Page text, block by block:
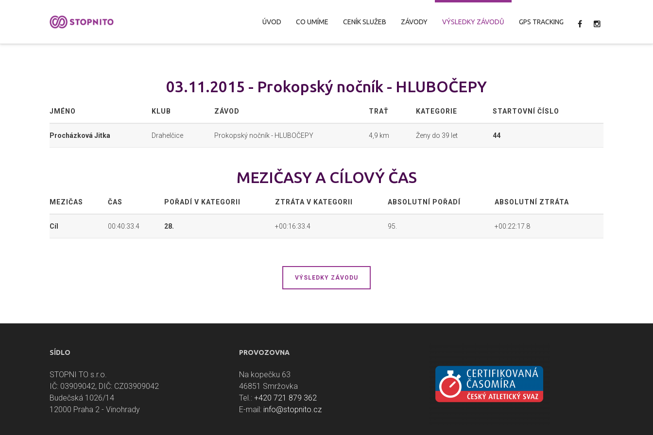
ÚVOD CO UMÍME CENÍK SLUŽEB ZÁVODY VÝSLEDKY ZÁVODŮ GPS TRACKING
03.11.2015 - Prokopský nočník - HLUBOČEPY
JMÉNO KLUB ZÁVOD TRAŤ KATEGORIE STARTOVNÍ ČÍSLO
Procházková Jitka Drahelčice Prokopský nočník - HLUBOČEPY 4,9 km Ženy do 39 let 44
MEZIČASY A CÍLOVÝ ČAS
MEZIČAS ČAS POŘADÍ V KATEGORII ZTRÁTA V KATEGORII ABSOLUTNÍ POŘADÍ ABSOLUTNÍ ZTRÁTA
Cíl 00:40:33.4 28. +00:16:33.4 95. +00:22:17.8
VÝSLEDKY ZÁVODU
SÍDLO
STOPNI TO s.r.o.
IČ: 03909042, DIČ: CZ03909042
Budečská 1026/14
12000 Praha 2 - Vinohrady
PROVOZOVNA
Na kopečku 63
46851 Smržovka
Tel.: +420 721 879 362
E-mail: info@stopnito.cz